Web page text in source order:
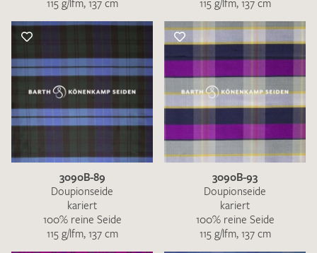
115 g/lfm, 137 cm 115 g/lfm, 137 cm
3090B-89
Doupionseide
kariert
100% reine Seide
115 g/lfm, 137 cm
3090B-93
Doupionseide
kariert
100% reine Seide
115 g/lfm, 137 cm